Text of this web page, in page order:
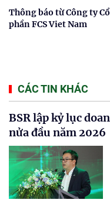
Thông báo từ Công ty Cổ
phần FCS Viet Nam
CÁC TIN KHÁC
BSR lập kỷ lục
nửa đầu năm 2026